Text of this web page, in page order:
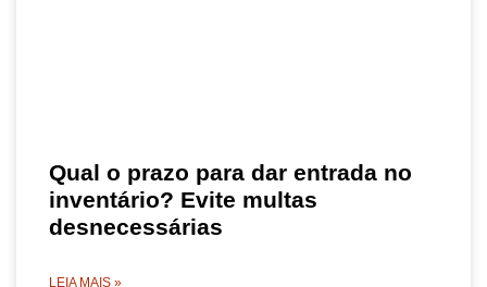
Qual o prazo para dar entrada no
inventário? Evite multas
desnecessárias
LEIA MAIS »